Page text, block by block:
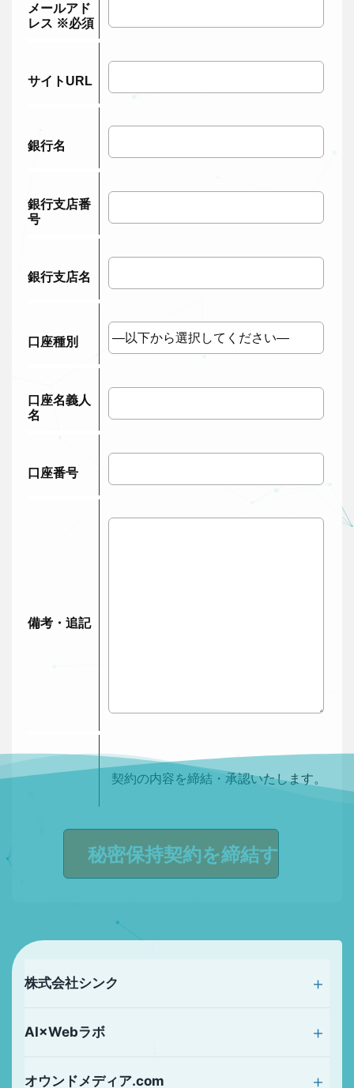
メールアド
レス ※必須
サイトURL
銀行名
銀行支店番
号
銀行支店名
口座種別
口座名義人
名
口座番号
備考・追記
契約の内容を締結・承認いたします。
株式会社シンク
AI×Webラボ
オウンドメディア.com